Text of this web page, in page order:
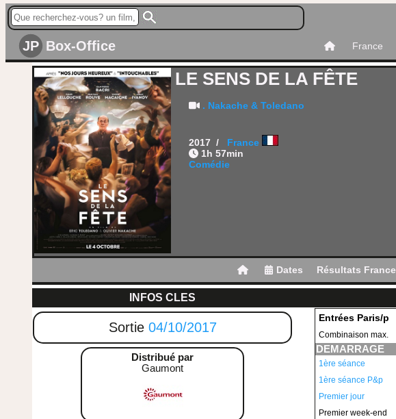
JP Box-Office France
LE SENS DE LA FÊTE
. Nakache & Toledano
2017 / France
1h 57min
Comédie
Dates Résultats France
INFOS CLES
Sortie 04/10/2017
Distribué par
Gaumont
Entrées Paris/p
Combinaison max.
DEMARRAGE
1ère séance
1ère séance P&p
Premier jour
Premier week-end